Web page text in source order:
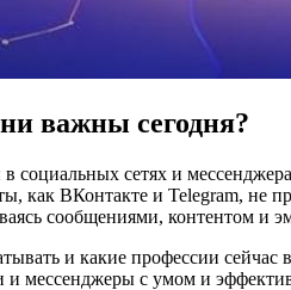
важны сегодня?
социальных сетях и
как ВКонтакте и Telegram,
сообщениями, контентом и
и какие профессии сейчас
и мессенджеры с умом и